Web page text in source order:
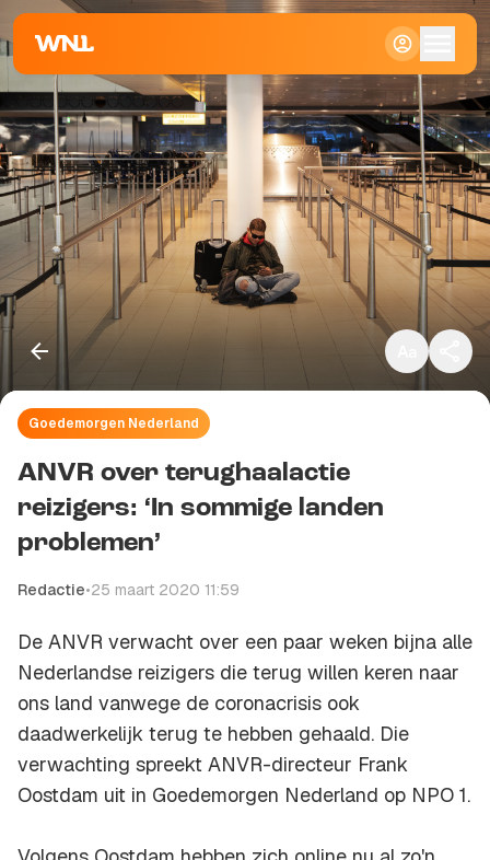
Klein
Standaard
Groot
Goedemorgen Nederland
ANVR over terughaalactie
reizigers: ‘In sommige landen
problemen’
Redactie•25 maart 2020 11:59
De ANVR verwacht over een paar weken bijna alle
Nederlandse reizigers die terug willen keren naar
ons land vanwege de coronacrisis ook
daadwerkelijk terug te hebben gehaald. Die
verwachting spreekt ANVR-directeur Frank
Oostdam uit in Goedemorgen Nederland op NPO 1.